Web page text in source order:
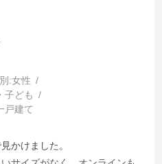
:女性
子ども
戸建て
かけました。